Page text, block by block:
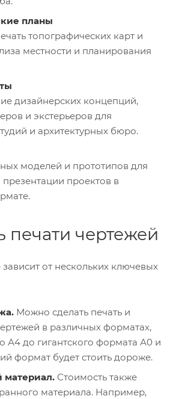
планы
топографических карт и
местности и планирования
дизайнерских концепций,
и экстерьеров для
и архитектурных бюро.
моделей и прототипов для
проектов в
печати чертежей
от нескольких ключевых
Можно сделать печать и
в различных форматах,
А4 до гигантского формата А0 и
формат будет стоить дороже.
материал. Стоимость также
материала. Например,